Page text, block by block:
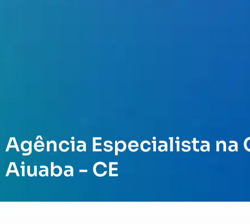
Agência Especialista na
Aiuaba - CE